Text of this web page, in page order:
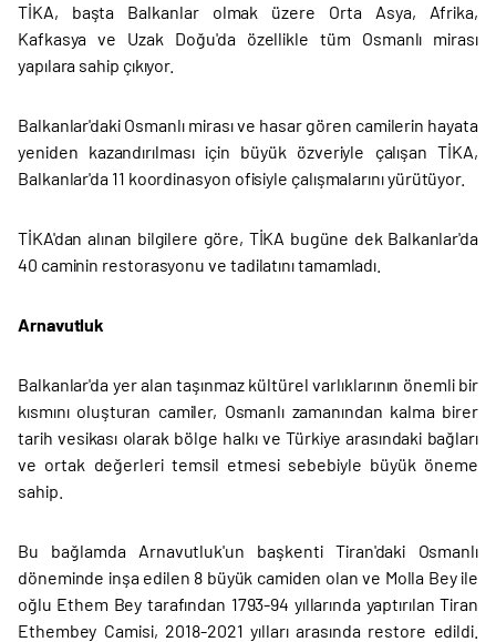
TİKA, başta Balkanlar olmak üzere Orta Asya, Afrika,
Kafkasya ve Uzak Doğu'da özellikle tüm Osmanlı mirası
yapılara sahip çıkıyor.
Balkanlar'daki Osmanlı mirası ve hasar gören camilerin hayata
yeniden kazandırılması için büyük özveriyle çalışan TİKA,
Balkanlar'da 11 koordinasyon ofisiyle çalışmalarını yürütüyor.
TİKA'dan alınan bilgilere göre, TİKA bugüne dek Balkanlar'da
40 caminin restorasyonu ve tadilatını tamamladı.
Arnavutluk
Balkanlar'da yer alan taşınmaz kültürel varlıklarının önemli bir
kısmını oluşturan camiler, Osmanlı zamanından kalma birer
tarih vesikası olarak bölge halkı ve Türkiye arasındaki bağları
ve ortak değerleri temsil etmesi sebebiyle büyük öneme
sahip.
Bu bağlamda Arnavutluk'un başkenti Tiran'daki Osmanlı
döneminde inşa edilen 8 büyük camiden olan ve Molla Bey ile
oğlu Ethem Bey tarafından 1793-94 yıllarında yaptırılan Tiran
Ethembey Camisi, 2018-2021 yılları arasında restore edildi.